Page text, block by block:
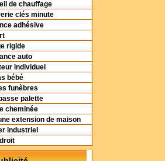
de chauffage
clés minute
adhésive
rigide
auto
individuel
bébé
funèbres
palette
cheminée
extension de maison
industriel